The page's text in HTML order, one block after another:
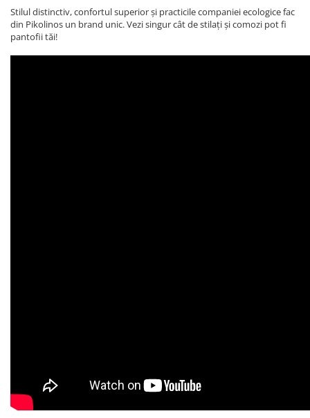
Stilul distinctiv, confortul superior și practicile companiei ecologice fac
din Pikolinos un brand unic. Vezi singur cât de stilați și comozi pot fi
pantofii tăi!